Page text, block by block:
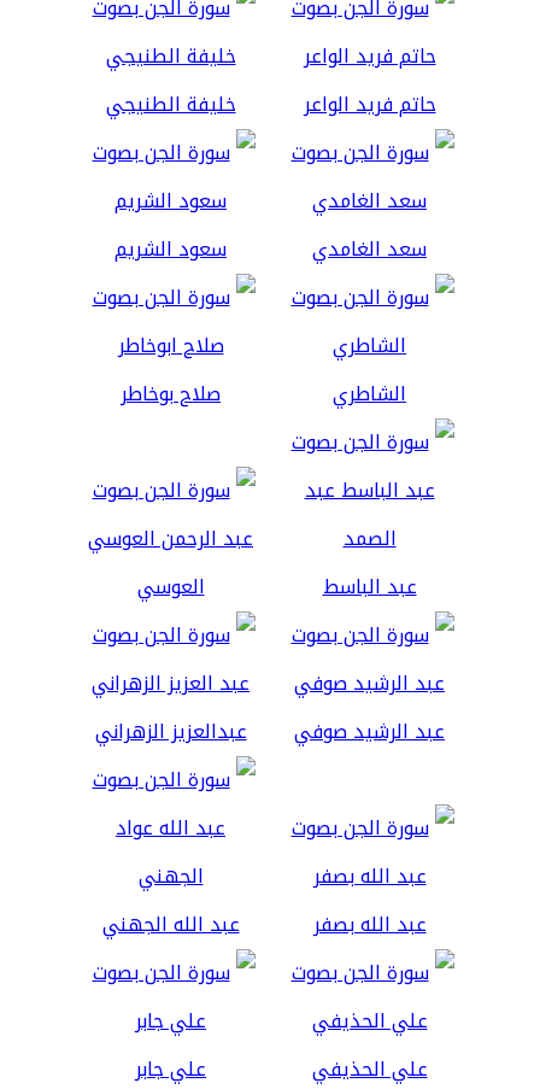
حاتم فريد الواعر خليفة الطنيجي
سعد الغامدي سعود الشريم
الشاطري صلاح بوخاطر
عبد الباسط العوسي
عبد الرشيد صوفي عبدالعزيز الزهراني
عبد الله بصفر عبد الله الجهني
علي الحذيفي علي جابر